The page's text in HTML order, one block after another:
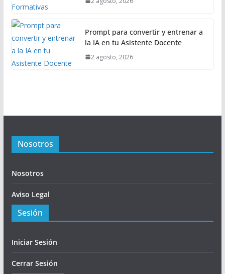
Prompt para convertir y entrenar a
la IA en tu Asistente Docente
2 agosto, 2026
Nosotros
Nosotros
Aviso Legal
Sesión
Iniciar Sesión
Cerrar Sesión